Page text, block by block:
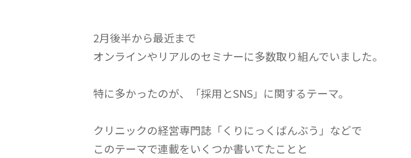
2月後半から最近まで
オンラインやリアルのセミナーに多数取り組んでいました。
特に多かったのが、「採用とSNS」に関するテーマ。
クリニックの経営専門誌「くりにっくばんぶう」などで
このテーマで連載をいくつか書いてたことと